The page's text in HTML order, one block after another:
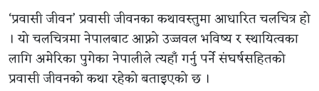
‘प्रवासी जीवन’ प्रवासी जीवनका कथावस्तुमा आधारित चलचित्र हो
। यो चलचित्रमा नेपालबाट आफ्नो उज्जवल भविष्य र स्थायित्वका
लागि अमेरिका पुगेका नेपालीले त्यहाँ गर्नु पर्ने संघर्षसहितको
प्रवासी जीवनको कथा रहेको बताइएको छ ।